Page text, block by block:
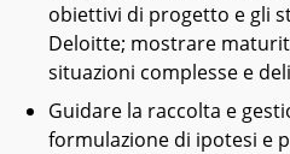
obiettivi di progetto e gli
Deloitte; mostrare
situazioni complesse e
Guidare la raccolta e
formulazione di ipotesi e